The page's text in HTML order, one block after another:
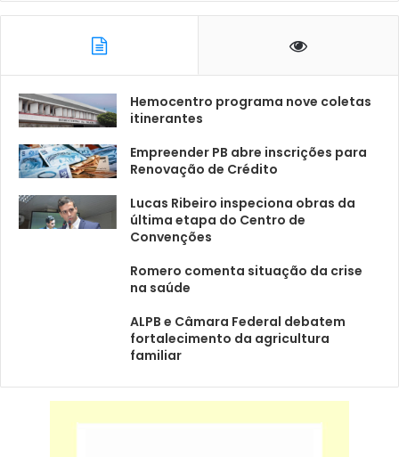
Hemocentro programa nove coletas
itinerantes
Empreender PB abre inscrições para
Renovação de Crédito
Lucas Ribeiro inspeciona obras da
última etapa do Centro de
Convenções
Romero comenta situação da crise
na saúde
ALPB e Câmara Federal debatem
fortalecimento da agricultura
familiar